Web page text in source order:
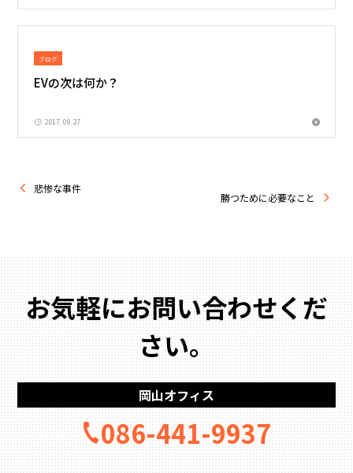
ブログ
EVの次は何か？
2017.09.27
悲惨な事件
勝つために必要なこと
お気軽にお問い合わせくだ
さい。
岡山オフィス
086-441-9937